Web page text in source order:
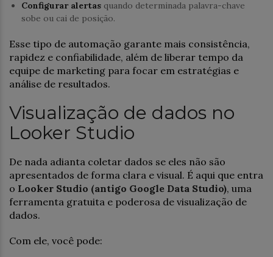
Configurar alertas quando determinada palavra-chave
sobe ou cai de posição.
Esse tipo de automação garante mais consistência,
rapidez e confiabilidade, além de liberar tempo da
equipe de marketing para focar em estratégias e
análise de resultados.
Visualização de dados no
Looker Studio
De nada adianta coletar dados se eles não são
apresentados de forma clara e visual. É aqui que entra
o Looker Studio (antigo Google Data Studio), uma
ferramenta gratuita e poderosa de visualização de
dados.
Com ele, você pode: